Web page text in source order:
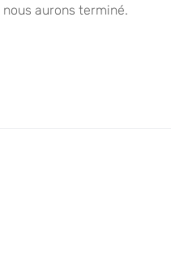
nous aurons terminé.